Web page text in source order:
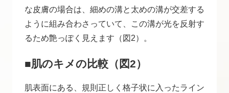
な皮膚の場合は、細めの溝と太めの溝が交差する
ように組み合わさっていて、この溝が光を反射す
るため艶っぽく見えます（図2）。
■肌のキメの比較（図2）
肌表面にある、規則正しく格子状に入ったライン